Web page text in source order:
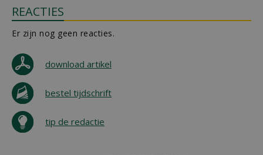
REACTIES
Er zijn nog geen reacties.
download artikel
bestel tijdschrift
tip de redactie